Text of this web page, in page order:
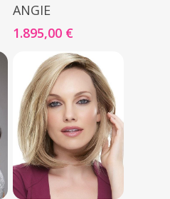
ANGIE
1.895,00 €
Inicio